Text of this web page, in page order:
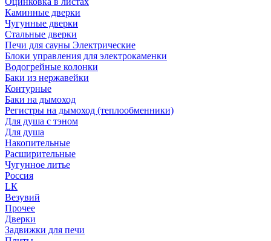
Каминные дверки
Чугунные дверки
Стальные дверки
Печи для сауны Электрические
Блоки управления для электрокаменки
Водогрейные колонки
Баки из нержавейки
Контурные
Баки на дымоход
Регистры на дымоход (теплообменники)
Для душа с тэном
Для душа
Накопительные
Расширительные
Чугунное литье
Россия
LК
Везувий
Прочее
Дверки
Задвижки для печи